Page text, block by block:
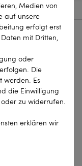
20-0647Medien von
auf unsere
erfolgt erst
mit Dritten,
oder
Die
werden. Es
die Einwilligung
zu widerrufen.
erklären wir